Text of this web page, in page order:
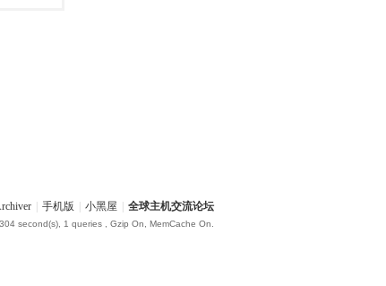
手机版 小黑屋 全球主机交流论坛
second(s), 1 queries , Gzip On, MemCache On.